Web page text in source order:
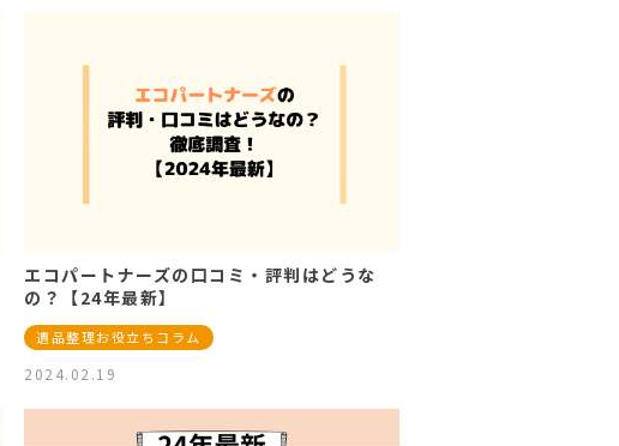
エコパートナーズの口コミ・評判はどうな
の？【24年最新】
遺品整理お役立ちコラム
2024.02.19